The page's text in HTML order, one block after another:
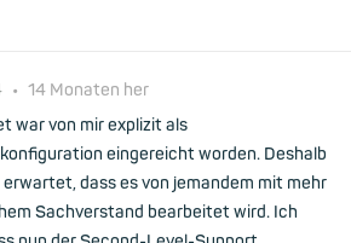
• 14 Monaten her
war von mir explizit als
eingereicht worden. Deshalb
dass es von jemandem mit mehr
Sachverstand bearbeitet wird. Ich